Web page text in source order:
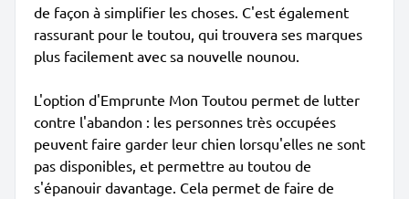
de façon à simplifier les choses. C'est également
rassurant pour le toutou, qui trouvera ses marques
plus facilement avec sa nouvelle nounou.
L'option d'Emprunte Mon Toutou permet de lutter
contre l'abandon : les personnes très occupées
peuvent faire garder leur chien lorsqu'elles ne sont
pas disponibles, et permettre au toutou de
s'épanouir davantage. Cela permet de faire de